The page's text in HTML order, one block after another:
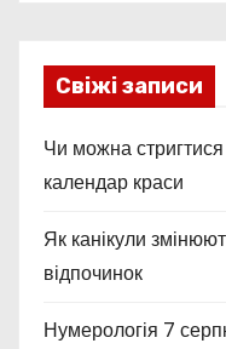
Свіжі записи
Чи можна
календар краси
Як канікули
відпочинок
Нумерологія 7